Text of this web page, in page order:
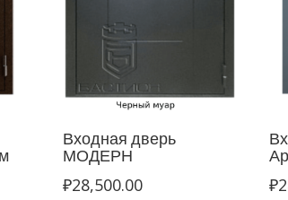
Входная дверь
МОДЕРН
₽28,500.00
₽